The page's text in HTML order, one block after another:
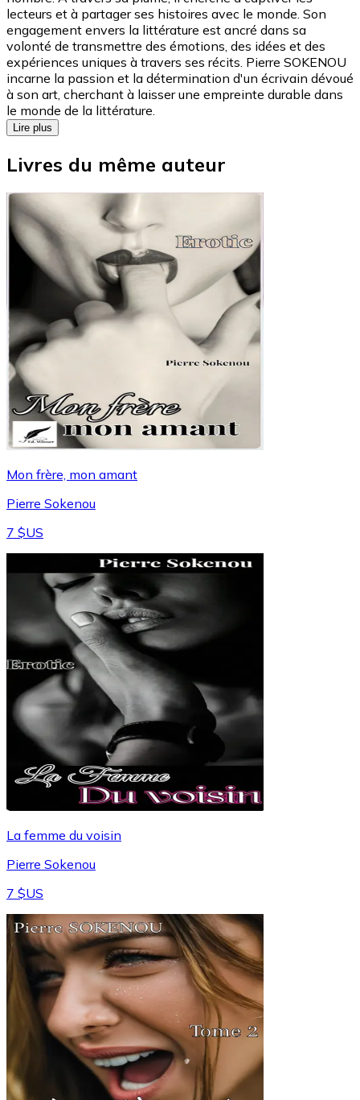
lecteurs et à partager ses histoires avec le monde. Son
engagement envers la littérature est ancré dans sa
volonté de transmettre des émotions, des idées et des
expériences uniques à travers ses récits. Pierre SOKENOU
incarne la passion et la détermination d'un écrivain dévoué
à son art, cherchant à laisser une empreinte durable dans
le monde de la littérature.
Lire plus
Livres du même auteur
Mon frère, mon amant
Pierre Sokenou
7 $US
La femme du voisin
Pierre Sokenou
7 $US